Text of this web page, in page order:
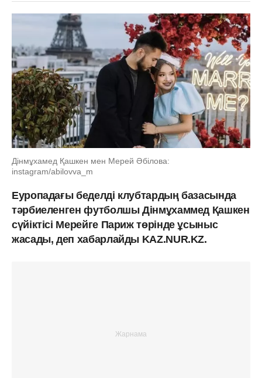
Дінмұхамед Қашкен мен Мерей Әбілова:
instagram/abilovva_m
Еуропадағы беделді клубтардың базасында
тәрбиеленген футболшы Дінмұхаммед Қашкен
сүйіктісі Мерейге Париж төрінде ұсыныс
жасады, деп хабарлайды KAZ.NUR.KZ.